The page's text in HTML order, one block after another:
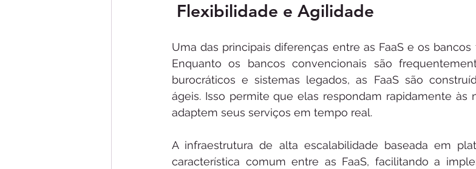
Flexibilidade e Agilidade
Uma das principais diferenças entre as FaaS e os
Enquanto os bancos convencionais são
burocráticos e sistemas legados, as FaaS são
ágeis. Isso permite que elas respondam rapidamente às
adaptem seus serviços em tempo real.
A infraestrutura de alta escalabilidade baseada em
característica comum entre as FaaS, facilitando a